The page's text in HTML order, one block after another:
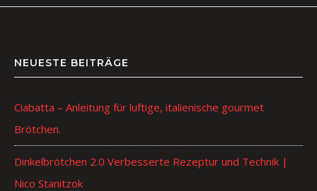
NEUESTE BEITRÄGE
Ciabatta – Anleitung für luftige, italienische gourmet
Brötchen.
Dinkelbrötchen 2.0 Verbesserte Rezeptur und Technik |
Nico Stanitzok